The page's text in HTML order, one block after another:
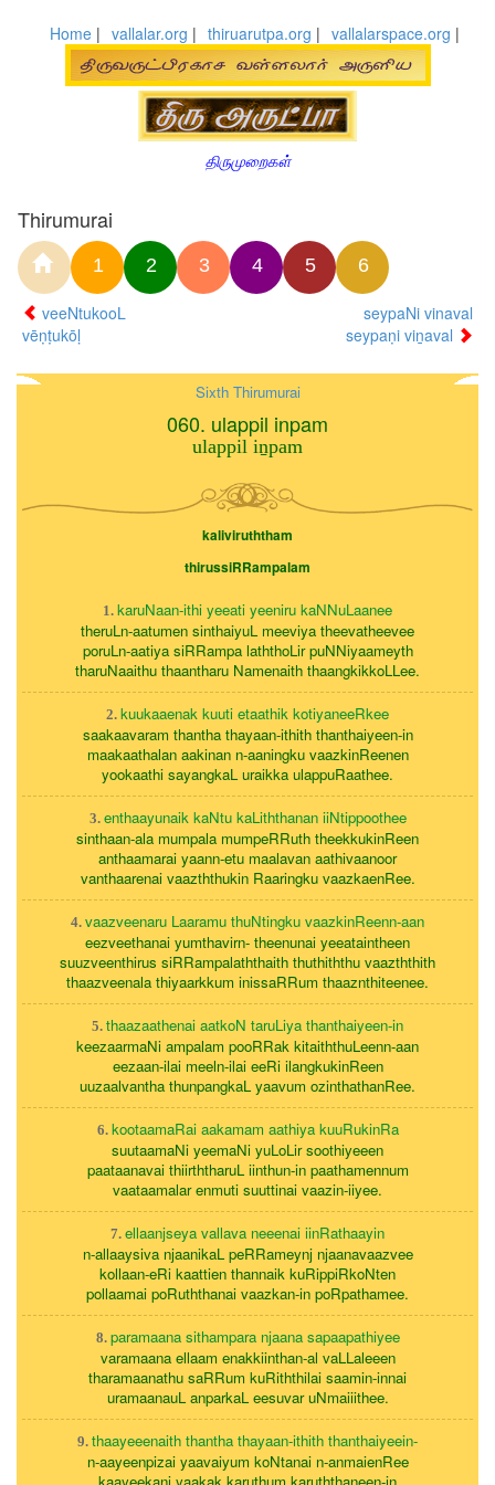
Home | vallalar.org | thiruarutpa.org | vallalarspace.org |
திருமுறைகள்
Thirumurai
1 2 3 4 5 6
veeNtukooL
vēṇṭukōḷ
seypaNi vinaval
seypaṇi viṉaval
Sixth Thirumurai
060. ulappil inpam
ulappil iṉpam
kaliviruththam
thirussiRRampalam
1. karuNaan-ithi yeeati yeeniru kaNNuLaanee
theruLn-aatumen sinthaiyuL meeviya theevatheevee
poruLn-aatiya siRRampa laththoLir puNNiyaameyth
tharuNaaithu thaantharu Namenaith thaangkikkoLLee.
2. kuukaaenak kuuti etaathik kotiyaneeRkee
saakaavaram thantha thayaan-ithith thanthaiyeen-in
maakaathalan aakinan n-aaningku vaazkinReenen
yookaathi sayangkaL uraikka ulappuRaathee.
3. enthaayunaik kaNtu kaLiththanan iiNtippoothee
sinthaan-ala mumpala mumpeRRuth theekkukinReen
anthaamarai yaann-etu maalavan aathivaanoor
vanthaarenai vaazththukin Raaringku vaazkaenRee.
4. vaazveenaru Laaramu thuNtingku vaazkinReenn-aan
eezveethanai yumthavirn- theenunai yeeataintheen
suuzveenthirus siRRampalaththaith thuthiththu vaazththith
thaazveenala thiyaarkkum inissaRRum thaaznthiteenee.
5. thaazaathenai aatkoN taruLiya thanthaiyeen-in
keezaarmaNi ampalam pooRRak kitaiththuLeenn-aan
eezaan-ilai meeln-ilai eeRi ilangkukinReen
uuzaalvantha thunpangkaL yaavum ozinthathanRee.
6. kootaamaRai aakamam aathiya kuuRukinRa
suutaamaNi yeemaNi yuLoLir soothiyeeen
paataanavai thiirththaruL iinthun-in paathamennum
vaataamalar enmuti suuttinai vaazin-iiyee.
7. ellaanjseya vallava neeenai iinRathaayin
n-allaaysiva njaanikaL peRRameynj njaanavaazvee
kollaan-eRi kaattien thannaik kuRippiRkoNten
pollaamai poRuththanai vaazkan-in poRpathamee.
8. paramaana sithampara njaana sapaapathiyee
varamaana ellaam enakkiinthan-al vaLLaleeen
tharamaanathu saRRum kuRiththilai saamin-innai
uramaanauL anparkaL eesuvar uNmaiiithee.
9. thaayeeenaith thantha thayaan-ithith thanthaiyeein-
n-aayeenpizai yaavaiyum koNtanai n-anmaienRee